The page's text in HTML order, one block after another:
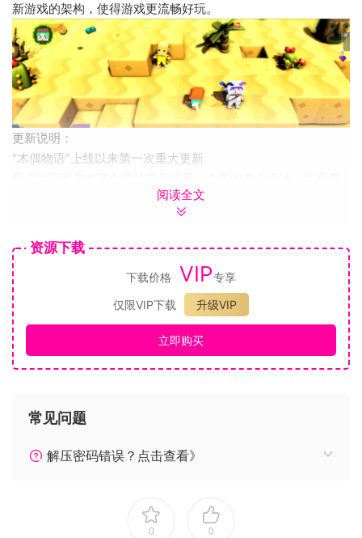
新游戏的架构，使得游戏更流畅好玩。
更新说明：
“木偶物语”上线以来第一次重大更新
新游戏的架构，使得游戏更流畅好玩。
《木偶物语》是一款成人童话色彩的卡通积木风格游戏。 游戏
有精心设计的躲避关卡，ARPG要素的冒险，搞笑风趣式的剧
本，还有节奏控制的动感，以及丰富的关卡，包括roguelike玩
法的随机地牢以及微缩银河城metrovenia设计风格的迷宫，以
及风格治愈的海之花园，遗忘海滩等关卡。游戏中大部分关卡
需要玩家手脑合一，挑战你的想象力与手指灵活性。
阅读全文
资源下载
下载价格 VIP专享
仅限VIP下载
升级VIP
立即购买
常见问题
解压密码错误？点击查看》
0 0